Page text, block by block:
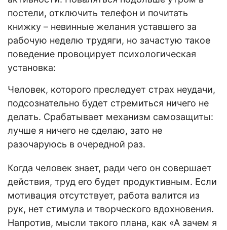
постели, отключить телефон и почитать
книжку – невинные желания уставшего за
рабочую неделю трудяги, но зачастую такое
поведение провоцирует психологическая
установка:
Человек, которого преследует страх неудачи,
подсознательно будет стремиться ничего не
делать. Срабатывает механизм самозащиты:
лучше я ничего не сделаю, зато не
разочаруюсь в очередной раз.
Когда человек знает, ради чего он совершает
действия, труд его будет продуктивным. Если
мотивация отсутствует, работа валится из
рук, нет стимула и творческого вдохновения.
Напротив, мысли такого плана, как «А зачем я